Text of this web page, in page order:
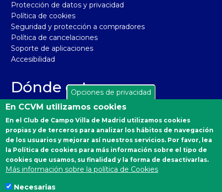
Protección de datos y privacidad
Política de cookies
Seguridad y protección a compradores
Política de cancelaciones
Soporte de aplicaciones
Accesibilidad
Dónde estamos
El Real Club de Campo Villa de Madrid está situado en la
carretera de Castilla, km 2 de Madrid 28040. Distrito
Moncloa-Aravaca.
Autobuses desde Moncloa: 160, 161 y A.
Emergencias Sanitarias
Opciones de privacidad
En CCVM utilizamos cookies
En el Club de Campo Villa de Madrid utilizamos cookies
propias y de terceros para analizar los hábitos de navegación
de los usuarios y mejorar así nuestros servicios. Por favor, lea
la Política de cookies para más información sobre el tipo de
cookies que usamos, su finalidad y la forma de desactivarlas.
Más información sobre la política de Cookies
Necesarias